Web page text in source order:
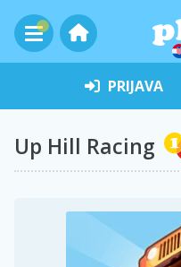
PRIJAVA
Up Hill Racing